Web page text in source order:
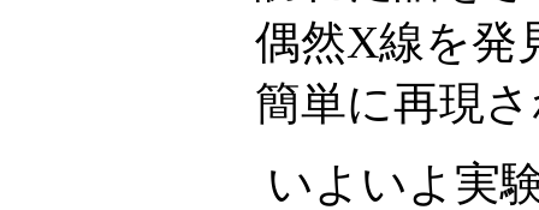
偶然X線を発
簡単に再現
いよいよ実